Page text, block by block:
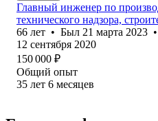
Главный инженер по
технического надзора,
66 лет • Был 21 марта 2023 •
12 сентября 2020
150 000 ₽
Общий опыт
35 лет 6 месяцев